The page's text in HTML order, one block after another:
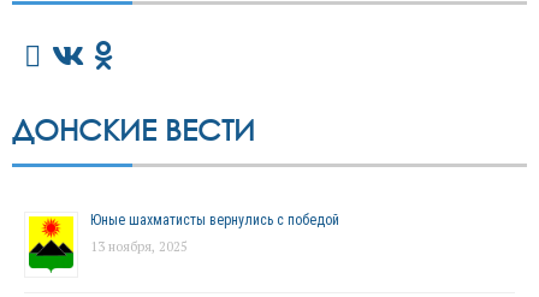
ДОНСКИЕ ВЕСТИ
Юные шахматисты вернулись с победой
13 ноября, 2025